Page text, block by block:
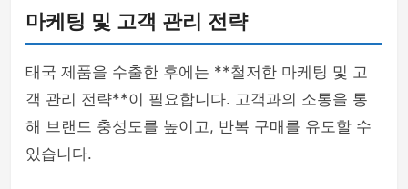
마케팅 및 고객 관리 전략
태국 제품을 수출한 후에는 **철저한 마케팅 및 고
객 관리 전략**이 필요합니다. 고객과의 소통을 통
해 브랜드 충성도를 높이고, 반복 구매를 유도할 수
있습니다.